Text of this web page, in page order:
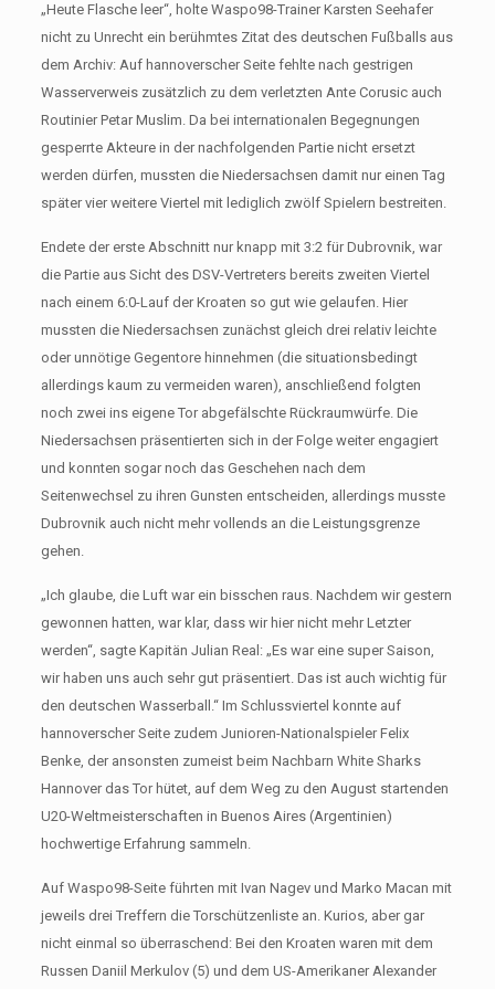
„Heute Flasche leer“, holte Waspo98-Trainer Karsten Seehafer
nicht zu Unrecht ein berühmtes Zitat des deutschen Fußballs aus
dem Archiv: Auf hannoverscher Seite fehlte nach gestrigen
Wasserverweis zusätzlich zu dem verletzten Ante Corusic auch
Routinier Petar Muslim. Da bei internationalen Begegnungen
gesperrte Akteure in der nachfolgenden Partie nicht ersetzt
werden dürfen, mussten die Niedersachsen damit nur einen Tag
später vier weitere Viertel mit lediglich zwölf Spielern bestreiten.
Endete der erste Abschnitt nur knapp mit 3:2 für Dubrovnik, war
die Partie aus Sicht des DSV-Vertreters bereits zweiten Viertel
nach einem 6:0-Lauf der Kroaten so gut wie gelaufen. Hier
mussten die Niedersachsen zunächst gleich drei relativ leichte
oder unnötige Gegentore hinnehmen (die situationsbedingt
allerdings kaum zu vermeiden waren), anschließend folgten
noch zwei ins eigene Tor abgefälschte Rückraumwürfe. Die
Niedersachsen präsentierten sich in der Folge weiter engagiert
und konnten sogar noch das Geschehen nach dem
Seitenwechsel zu ihren Gunsten entscheiden, allerdings musste
Dubrovnik auch nicht mehr vollends an die Leistungsgrenze
gehen.
„Ich glaube, die Luft war ein bisschen raus. Nachdem wir gestern
gewonnen hatten, war klar, dass wir hier nicht mehr Letzter
werden“, sagte Kapitän Julian Real: „Es war eine super Saison,
wir haben uns auch sehr gut präsentiert. Das ist auch wichtig für
den deutschen Wasserball.“ Im Schlussviertel konnte auf
hannoverscher Seite zudem Junioren-Nationalspieler Felix
Benke, der ansonsten zumeist beim Nachbarn White Sharks
Hannover das Tor hütet, auf dem Weg zu den August startenden
U20-Weltmeisterschaften in Buenos Aires (Argentinien)
hochwertige Erfahrung sammeln.
Auf Waspo98-Seite führten mit Ivan Nagev und Marko Macan mit
jeweils drei Treffern die Torschützenliste an. Kurios, aber gar
nicht einmal so überraschend: Bei den Kroaten waren mit dem
Russen Daniil Merkulov (5) und dem US-Amerikaner Alexander